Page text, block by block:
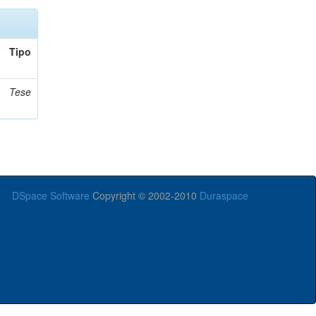
Tipo
Tese
DSpace Software Copyright © 2002-2010 Duraspace